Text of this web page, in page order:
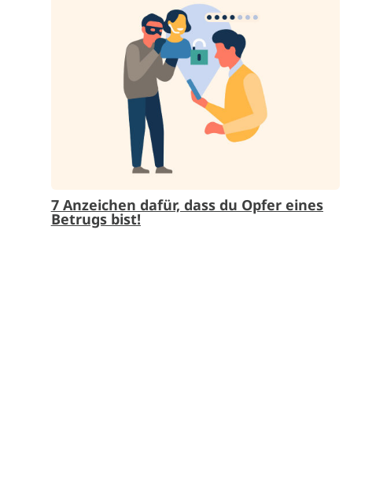
7 Anzeichen dafür, dass du Opfer eines
Betrugs bist!